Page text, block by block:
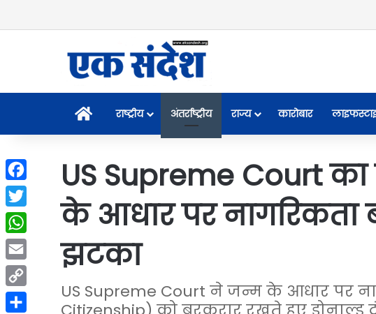
Homeराष्ट्रीय अंतर्राष्ट्रीय राज्य कारोबार
US Supreme Court
के आधार पर नागरिकता
झटका
US Supreme Court ने जन्म के आधार पर
Facebook
Twitter
WhatsApp
Email
Copy